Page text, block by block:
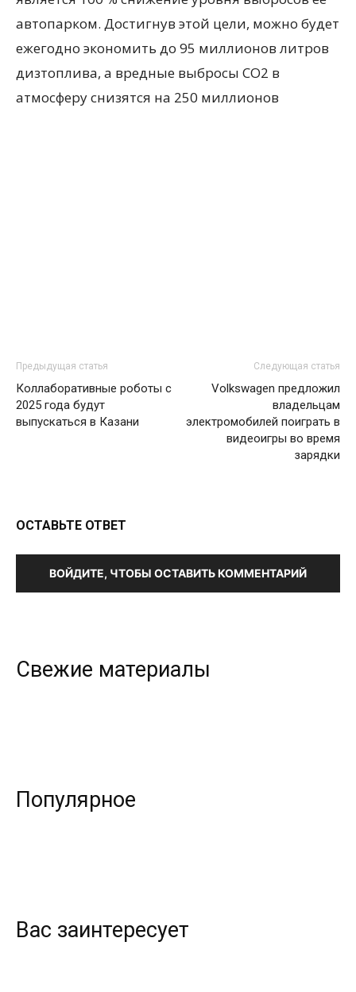
автопарком. Достигнув этой цели, можно будет
ежегодно экономить до 95 миллионов литров
дизтоплива, а вредные выбросы СО2 в
атмосферу снизятся на 250 миллионов
Предыдущая статья
Коллаборативные роботы с
2025 года будут
выпускаться в Казани
Следующая статья
Volkswagen предложил
владельцам
электромобилей поиграть в
видеоигры во время
зарядки
ОСТАВЬТЕ ОТВЕТ
ВОЙДИТЕ, ЧТОБЫ ОСТАВИТЬ КОММЕНТАРИЙ
Свежие материалы
Популярное
Вас заинтересует